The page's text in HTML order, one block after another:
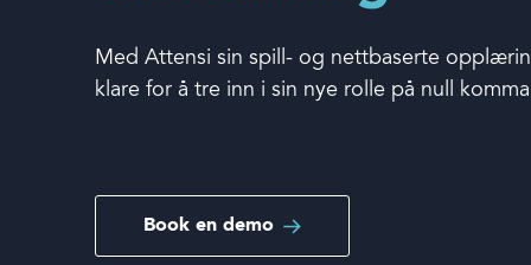
Med Attensi sin spill- og nettbaserte
klare for å tre inn i sin nye rolle på null
Book en demo